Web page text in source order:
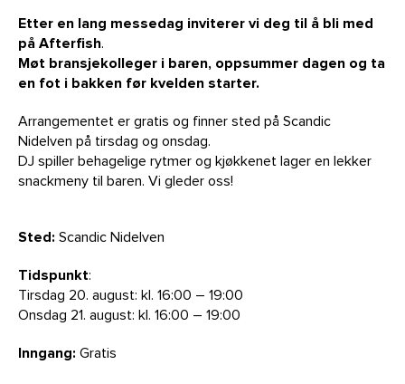
Etter en lang messedag inviterer vi deg til å bli med
på Afterfish.
Møt bransjekolleger i baren, oppsummer dagen og ta
en fot i bakken før kvelden starter.
Arrangementet er gratis og finner sted på Scandic
Nidelven på tirsdag og onsdag.
DJ spiller behagelige rytmer og kjøkkenet lager en lekker
snackmeny til baren. Vi gleder oss!
Sted: Scandic Nidelven
Tidspunkt:
Tirsdag 20. august: kl. 16:00 – 19:00
Onsdag 21. august: kl. 16:00 – 19:00
Inngang: Gratis